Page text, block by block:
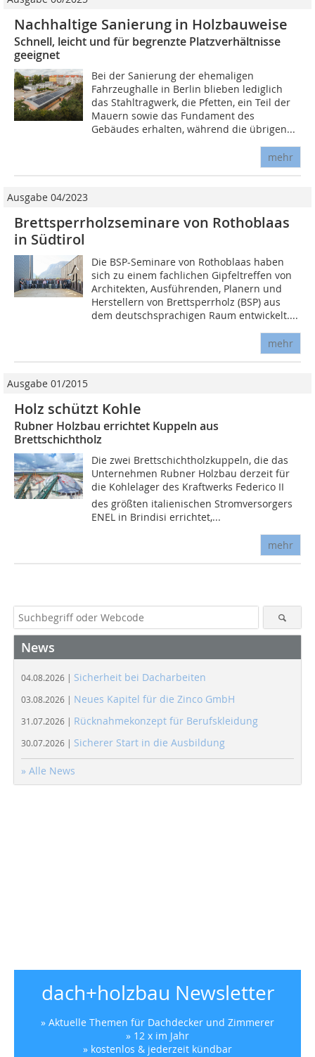
Nachhaltige Sanierung in Holzbauweise
Schnell, leicht und für begrenzte Platzverhältnisse
geeignet
Bei der Sanierung der ehemaligen
Fahrzeughalle in Berlin blieben lediglich
das Stahltragwerk, die Pfetten, ein Teil der
Mauern sowie das Fundament des
Gebäudes erhalten, während die übrigen...
mehr
Ausgabe 04/2023
Brettsperrholzseminare von Rothoblaas
in Südtirol
Die BSP-Seminare von Rothoblaas haben
sich zu einem fachlichen Gipfeltreffen von
Architekten, Ausführenden, Planern und
Herstellern von Brettsperrholz (BSP) aus
dem deutschsprachigen Raum entwickelt....
mehr
Ausgabe 01/2015
Holz schützt Kohle
Rubner Holzbau errichtet Kuppeln aus
Brettschichtholz
Die zwei Brettschichtholzkuppeln, die das
Unternehmen Rubner Holzbau derzeit für
die Kohlelager des Kraftwerks Federico II
des größten italienischen Stromversorgers
ENEL in Brindisi errichtet,...
mehr
News
04.08.2026 | Sicherheit bei Dacharbeiten
03.08.2026 | Neues Kapitel für die Zinco GmbH
31.07.2026 | Rücknahmekonzept für Berufskleidung
30.07.2026 | Sicherer Start in die Ausbildung
» Alle News
dach+holzbau Newsletter
» Aktuelle Themen für Dachdecker und Zimmerer
» 12 x im Jahr
» kostenlos & jederzeit kündbar